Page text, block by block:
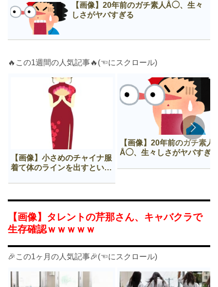
【画像】20年前のガチ素人Å◯、生々
しさがヤバすぎる
🔥この1週間の人気記事🔥(☜にスクロール)
【画像】小さめのチャイナ服
着て体のラインを出すという
【画像】20年前のガチ素人
Å◯、生々しさがヤバすぎ
【画像】タレントの芹那さん、キャバクラで
生存確認ｗｗｗｗｗ
🎉この1ヶ月の人気記事🎉(☜にスクロール)